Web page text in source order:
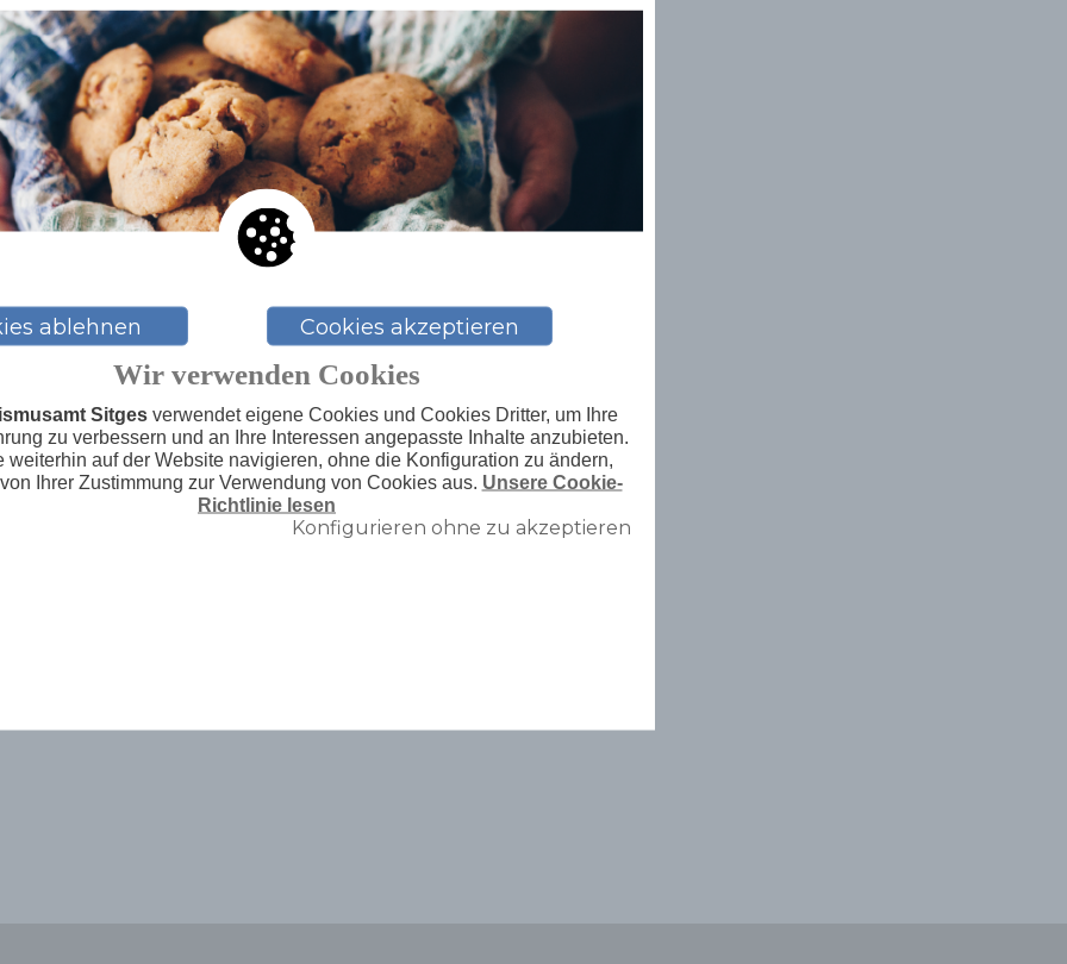
ablehnen Cookies akzeptieren
Wir verwenden Cookies
Sitges verwendet eigene Cookies und Cookies Dritter, um Ihre
zu verbessern und an Ihre Interessen angepasste Inhalte anzubieten.
weiterhin auf der Website navigieren, ohne die Konfiguration zu ändern,
Ihrer Zustimmung zur Verwendung von Cookies aus. Unsere Cookie-
Richtlinie lesen
Konfigurieren ohne zu akzeptieren